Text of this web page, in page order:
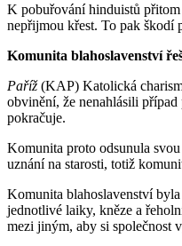
K pobuřování hinduistů
nepřijmou křest. To pak škodí
Komunita blahoslavenství
Paříž(KAP) Katolická
obvinění, že nenahlásili
pokračuje.
Komunita proto odsunula
uznání na starosti, totiž
Komunita blahoslavenství
jednotlivé laiky, kněze a
mezi jiným, aby si společnost